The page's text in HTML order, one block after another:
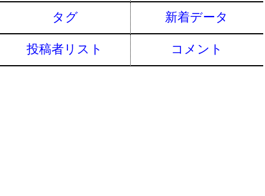
タグ 新着データ
投稿者リスト コメント